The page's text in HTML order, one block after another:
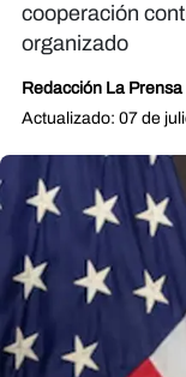
cooperación
organizado
Redacción La Prensa
Actualizado: 07 de